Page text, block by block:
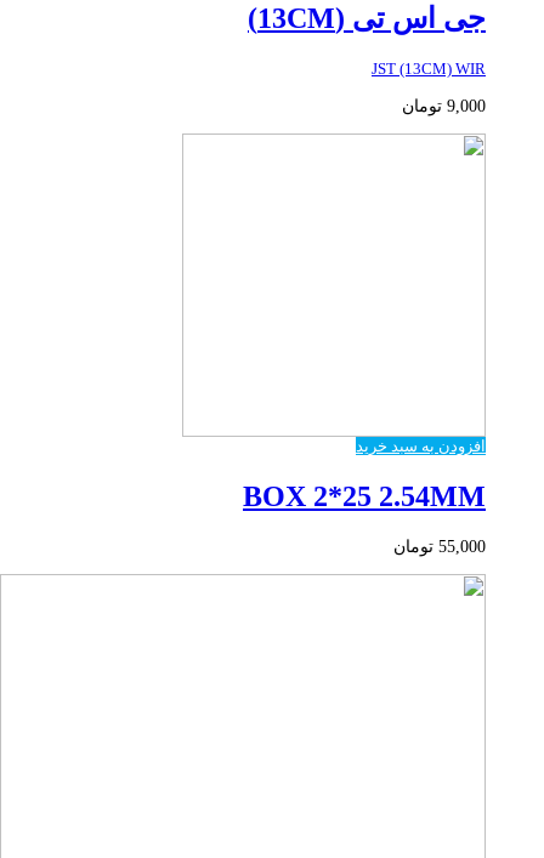
جی اس تی (13CM)
JST (13CM) WIR
9,000 تومان
افزودن به سبد خرید
BOX 2*25 2.54MM
55,000 تومان